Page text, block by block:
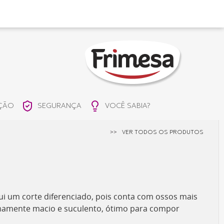
SEGURANÇA VOCÊ SABIA?
>> VER TODOS OS PRODUTOS
um corte diferenciado, pois conta com ossos mais
macio e suculento, ótimo para compor